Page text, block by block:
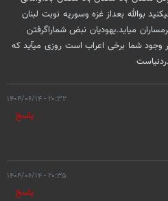
بوالله بعداز غزه وسوریه نوبت لبنان
میاید.یهودیان نبض شماراگرفتن
شما برخی اعراب است روزی میآید که
۲۰:۳۲ - ۱۴۰۴/۰۶/۱۴
پاسخ
۲۰:۳۵ - ۱۴۰۴/۰۶/۱۴
پاسخ